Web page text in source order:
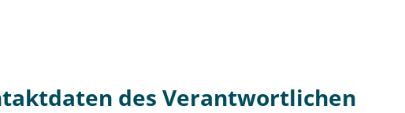
des Verantwortlichen